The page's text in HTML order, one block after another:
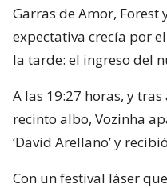
Garras de Amor, Forest
expectativa crecía por
la tarde: el ingreso del
A las 19:27 horas, y
recinto albo, Vozinha
‘David Arellano’ y recibió
Con un festival láser